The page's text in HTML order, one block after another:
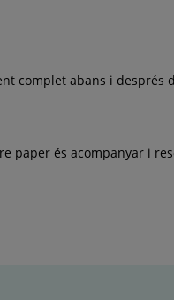
complet abans i
paper és acompanyar i